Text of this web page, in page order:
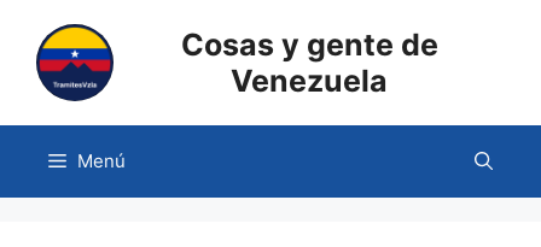
contenido
Cosas y gente de
Venezuela
Menú